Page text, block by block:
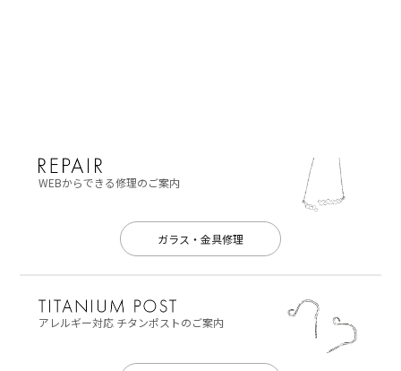
WEBからできる修理のご案内
ガラス・金具修理
アレルギー対応チタンポストのご案内